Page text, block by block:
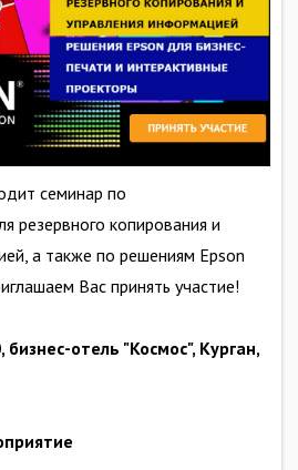
семинар по
резервного копирования и
а также по решениям Epson
Вас принять участие!
отель "Космос", Курган,